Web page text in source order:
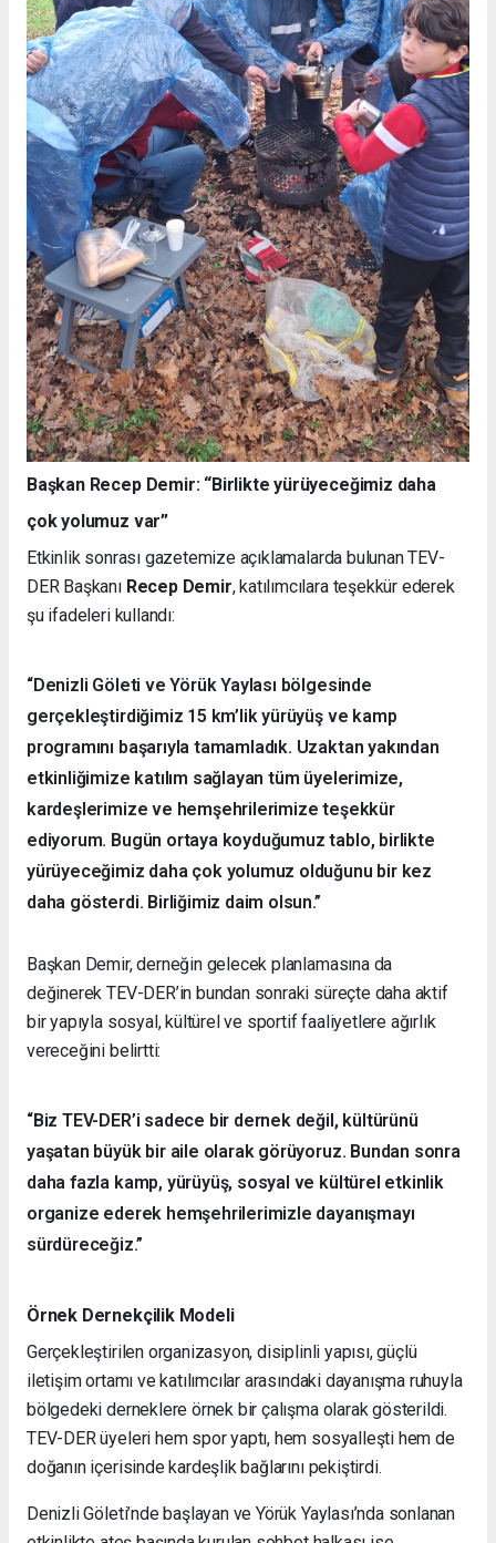
Başkan Recep Demir: “Birlikte yürüyeceğimiz daha
çok yolumuz var”
Etkinlik sonrası gazetemize açıklamalarda bulunan TEV-
DER Başkanı Recep Demir, katılımcılara teşekkür ederek
şu ifadeleri kullandı:
“Denizli Göleti ve Yörük Yaylası bölgesinde
gerçekleştirdiğimiz 15 km’lik yürüyüş ve kamp
programını başarıyla tamamladık. Uzaktan yakından
etkinliğimize katılım sağlayan tüm üyelerimize,
kardeşlerimize ve hemşehrilerimize teşekkür
ediyorum. Bugün ortaya koyduğumuz tablo, birlikte
yürüyeceğimiz daha çok yolumuz olduğunu bir kez
daha gösterdi. Birliğimiz daim olsun.”
Başkan Demir, derneğin gelecek planlamasına da
değinerek TEV-DER’in bundan sonraki süreçte daha aktif
bir yapıyla sosyal, kültürel ve sportif faaliyetlere ağırlık
vereceğini belirtti:
“Biz TEV-DER’i sadece bir dernek değil, kültürünü
yaşatan büyük bir aile olarak görüyoruz. Bundan sonra
daha fazla kamp, yürüyüş, sosyal ve kültürel etkinlik
organize ederek hemşehrilerimizle dayanışmayı
sürdüreceğiz.”
Örnek Dernekçilik Modeli
Gerçekleştirilen organizasyon, disiplinli yapısı, güçlü
iletişim ortamı ve katılımcılar arasındaki dayanışma ruhuyla
bölgedeki derneklere örnek bir çalışma olarak gösterildi.
TEV-DER üyeleri hem spor yaptı, hem sosyalleşti hem de
doğanın içerisinde kardeşlik bağlarını pekiştirdi.
Denizli Göleti’nde başlayan ve Yörük Yaylası’nda sonlanan